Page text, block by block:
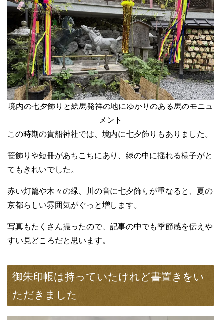
境内の七夕飾りと絵馬発祥の地にゆかりのある馬のモニュ
メント
この時期の貴船神社では、境内に七夕飾りもありました。
笹飾りや短冊があちこちにあり、緑の中に揺れる様子がと
てもきれいでした。
赤い灯籠や木々の緑、川の音に七夕飾りが重なると、夏の
京都らしい雰囲気がぐっと増します。
写真もたくさん撮ったので、記事の中でも季節感を伝えや
すい見どころだと思います。
御朱印帳は持っていたけれど書置きをい
ただきました